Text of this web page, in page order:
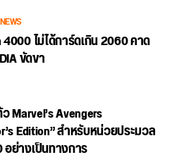
ไม่ได้การ์ดเกิน 2060 คาด
ขัดขา
Marvel’s Avengers
Edition” สำหรับหน่วยประมวล
ย่างเป็นทางการ